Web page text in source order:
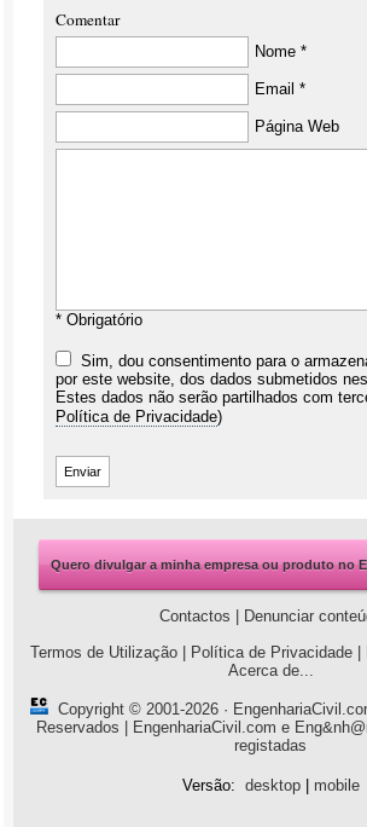
Comentar
Nome *
Email *
Página Web
* Obrigatório
Sim, dou consentimento para o
por este website, dos dados submetidos
Estes dados não serão partilhados com
Política de Privacidade)
Quero divulgar a minha empresa ou produto no
Contactos
Denunciar
Termos de Utilização
Política de Privacidade
Acerca de...
Copyright © 2001-2026 ·
Reservados | EngenhariaCivil.com e
registadas
Versão: desktop| mobile